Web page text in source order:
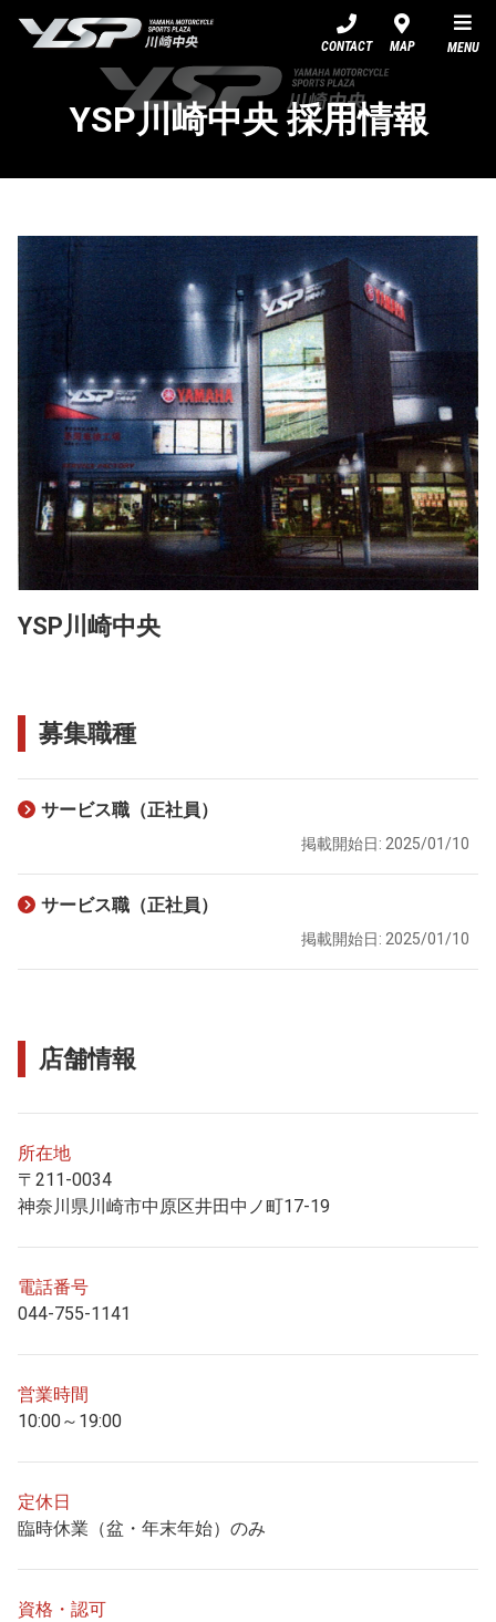
CONTACT MAP MENU
YSP川崎中央 採用情報
YSP川崎中央
募集職種
サービス職（正社員）
掲載開始日: 2025/01/10
サービス職（正社員）
掲載開始日: 2025/01/10
店舗情報
所在地
〒211-0034
神奈川県川崎市中原区井田中ノ町17-19
電話番号
044-755-1141
営業時間
10:00～19:00
定休日
臨時休業（盆・年末年始）のみ
資格・認可